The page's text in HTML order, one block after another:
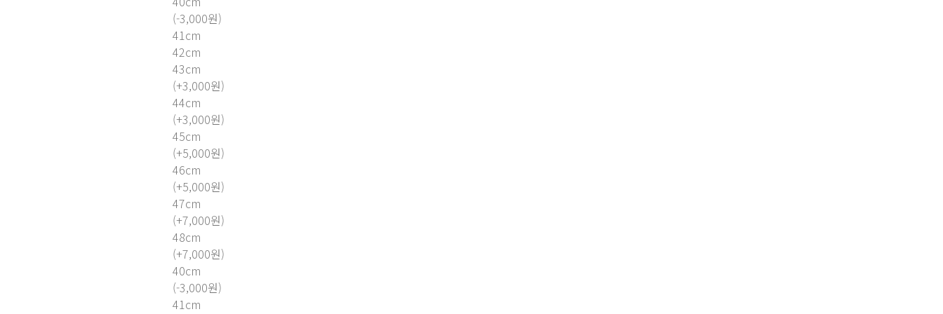
(-3,000원)
41cm
42cm
43cm
(+3,000원)
44cm
(+3,000원)
45cm
(+5,000원)
46cm
(+5,000원)
47cm
(+7,000원)
48cm
(+7,000원)
40cm
(-3,000원)
41cm